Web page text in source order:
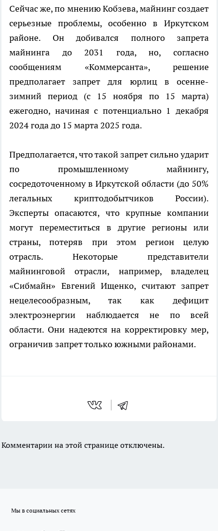
Сейчас же, по мнению Кобзева, майнинг создает
серьезные проблемы, особенно в Иркутском
районе. Он добивался полного запрета
майнинга до 2031 года, но, согласно
сообщениям «Коммерсанта», решение
предполагает запрет для юрлиц в осенне-
зимний период (с 15 ноября по 15 марта)
ежегодно, начиная с потенциально 1 декабря
2024 года до 15 марта 2025 года.
Предполагается, что такой запрет сильно ударит
по промышленному майнингу,
сосредоточенному в Иркутской области (до 50%
легальных криптодобытчиков России).
Эксперты опасаются, что крупные компании
могут переместиться в другие регионы или
страны, потеряв при этом регион целую
отрасль. Некоторые представители
майнинговой отрасли, например, владелец
«Сибмайн» Евгений Ищенко, считают запрет
нецелесообразным, так как дефицит
электроэнергии наблюдается не по всей
области. Они надеются на корректировку мер,
ограничив запрет только южными районами.
Комментарии на этой странице отключены.
Мы в социальных сетях